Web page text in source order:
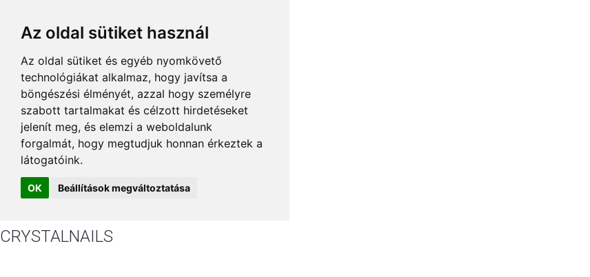
Az oldal sütiket használ
Az oldal sütiket és egyéb nyomkövető
technológiákat alkalmaz, hogy javítsa a
böngészési élményét, azzal hogy személyre
szabott tartalmakat és célzott hirdetéseket
jelenít meg, és elemzi a weboldalunk
forgalmát, hogy megtudjuk honnan érkeztek a
látogatóink.
OK Beállítások megváltoztatása
CRYSTALNAILS